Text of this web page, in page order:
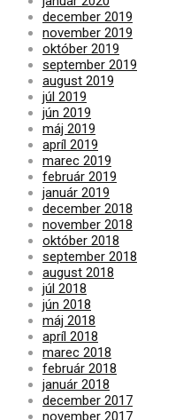
december 2019
november 2019
október 2019
september 2019
august 2019
júl 2019
jún 2019
máj 2019
apríl 2019
marec 2019
február 2019
január 2019
december 2018
november 2018
október 2018
september 2018
august 2018
júl 2018
jún 2018
máj 2018
apríl 2018
marec 2018
február 2018
január 2018
december 2017
november 2017